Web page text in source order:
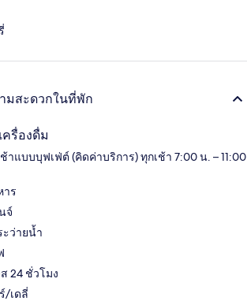
มสะดวกในที่พัก
ครื่องดื่ม
าแบบบุฟเฟ่ต์ (คิดค่าบริการ) ทุกเช้า 7:00 น. – 11:00
าร
จ์
ว่ายน้ำ
24 ชั่วโมง
/เดลี่